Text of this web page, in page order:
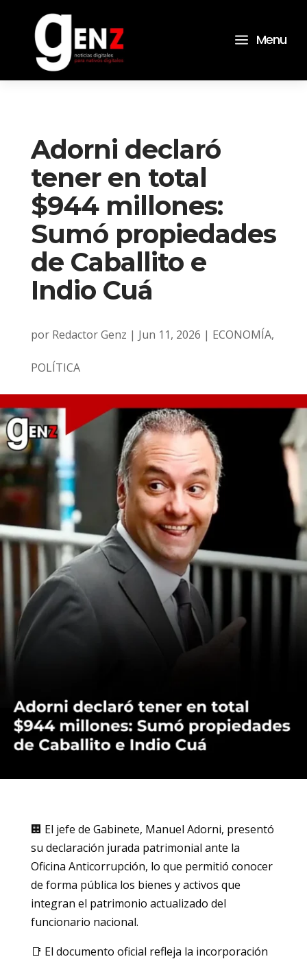
a Menu
Adorni declaró
tener en total
$944 millones:
Sumó propiedades
de Caballito e
Indio Cuá
por Redactor Genz | Jun 11, 2026 | ECONOMÍA,
POLÍTICA
🏢 El jefe de Gabinete, Manuel Adorni, presentó
su declaración jurada patrimonial ante la
Oficina Anticorrupción, lo que permitió conocer
de forma pública los bienes y activos que
integran el patrimonio actualizado del
funcionario nacional.
📑 El documento oficial refleja la incorporación